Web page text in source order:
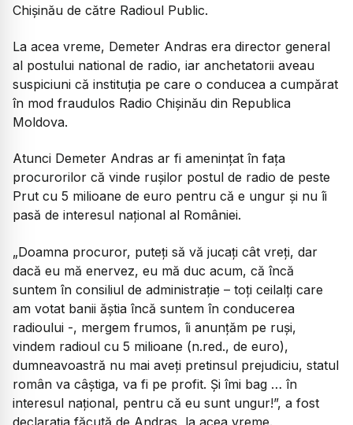
Chișinău de către Radioul Public.
La acea vreme, Demeter Andras era director general
al postului national de radio, iar anchetatorii aveau
suspiciuni că instituția pe care o conducea a cumpărat
în mod fraudulos Radio Chișinău din Republica
Moldova.
Atunci Demeter Andras ar fi amenințat în fața
procurorilor că vinde rușilor postul de radio de peste
Prut cu 5 milioane de euro pentru că e ungur și nu îi
pasă de interesul național al României.
„Doamna procuror, puteți să vă jucați cât vreți, dar
dacă eu mă enervez, eu mă duc acum, că încă
suntem în consiliul de administrație – toți ceilalți care
am votat banii ăștia încă suntem în conducerea
radioului -, mergem frumos, îi anunțăm pe ruși,
vindem radioul cu 5 milioane (n.red., de euro),
dumneavoastră nu mai aveți pretinsul prejudiciu, statul
român va câștiga, va fi pe profit. Și îmi bag … în
interesul național, pentru că eu sunt ungur!”, a fost
declarația făcută de Andras, la acea vreme.